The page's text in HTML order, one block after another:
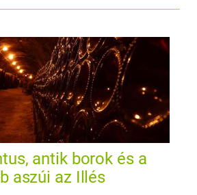
antik borok és a
aszúi az Illés